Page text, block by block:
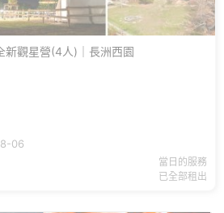
新觀星營(4人)｜長洲西園
06
當日的服務
已全部租出